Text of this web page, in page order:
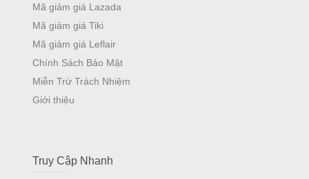
Mã giảm giá Lazada
Mã giảm giá Tiki
Mã giảm giá Leflair
Chính Sách Bảo Mật
Miễn Trừ Trách Nhiệm
Giới thiệu
Truy Cập Nhanh